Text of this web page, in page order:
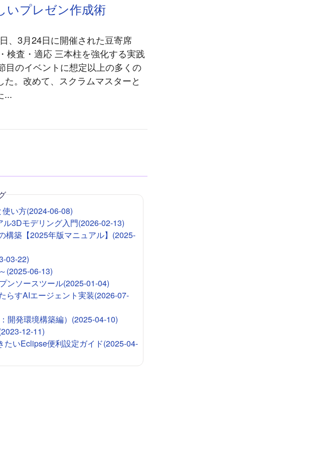
いプレゼン作成術
、3月24日に開催された豆寄席
検査・適応 三本柱を強化する実践
目のイベントに想定以上の多くの
。改めて、スクラムマスターと
...
使い方(2024-06-08)
3Dモデリング入門(2026-02-13)
構築【2025年版マニュアル】(2025-
03-22)
(2025-06-13)
ンソースツール(2025-01-04)
らすAIエージェント実装(2026-07-
開発環境構築編）(2025-04-10)
12-11)
たいEclipse便利設定ガイド(2025-04-